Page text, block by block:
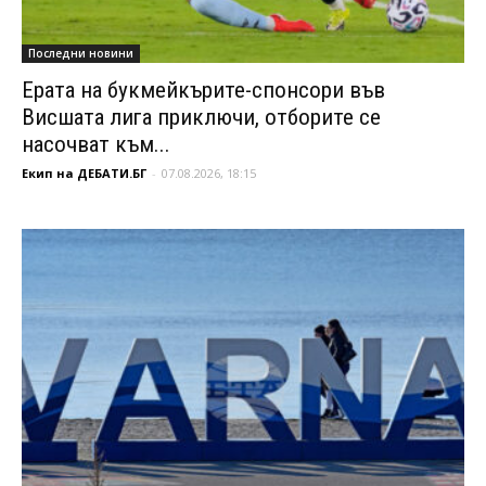
Последни новини
Ерата на букмейкърите-спонсори във
Висшата лига приключи, отборите се
насочват към...
Екип на ДЕБАТИ.БГ - 07.08.2026, 18:15